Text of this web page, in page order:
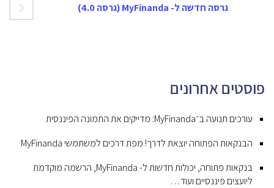
גרסה חדשה ל- MyFinanda (גרסה 4.0)
פוסטים אחרונים
עורכים תנועה ב־MyFinanda: מדייקים את התמונה הפיננסית
הבנקאות הפתוחה יוצאת לדרך! מפת דרכים למשתמשי MyFinanda
בנקאות פתוחה, יכולות חדשות ל- MyFinanda, הרשמה מוקדמת
ליועצים פיננסיים ועוד…